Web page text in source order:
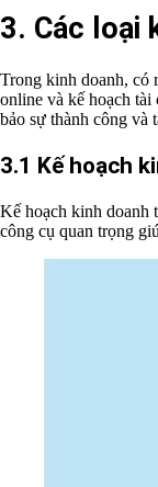
3. Các loại
Trong kinh doanh, có
online và kế hoạch tài
bảo sự thành công và
3.1 Kế hoạch
Kế hoạch kinh doanh
công cụ quan trọng